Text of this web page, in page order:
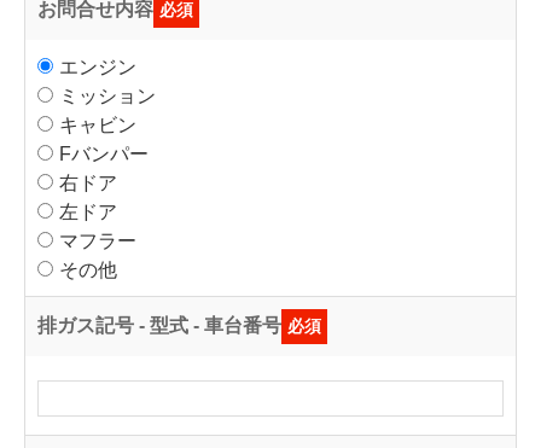
お問合せ内容 必須
エンジン
ミッション
キャビン
Fバンパー
右ドア
左ドア
マフラー
その他
排ガス記号 - 型式 - 車台番号 必須